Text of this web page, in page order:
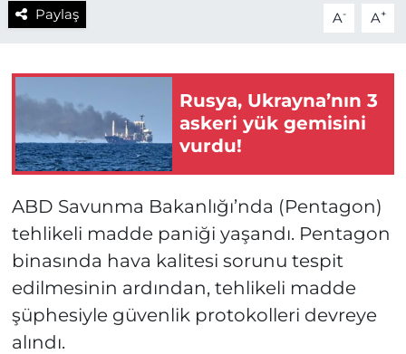
Paylaş A- A+
Rusya, Ukrayna’nın 3
askeri yük gemisini
vurdu!
ABD Savunma Bakanlığı’nda (Pentagon)
tehlikeli madde paniği yaşandı. Pentagon
binasında hava kalitesi sorunu tespit
edilmesinin ardından, tehlikeli madde
şüphesiyle güvenlik protokolleri devreye
alındı.